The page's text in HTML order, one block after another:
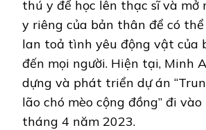
thú y để học lên thạc sĩ và mở
y riêng của bản thân để có thể
lan toả tình yêu động vật của
đến mọi người. Hiện tại, Minh
dựng và phát triển dự án
lão chó mèo cộng đồng” đi
tháng 4 năm 2023.